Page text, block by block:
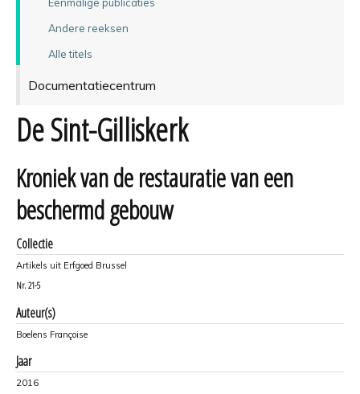
Andere reeksen
Alle titels
Documentatiecentrum
De Sint-Gilliskerk
Kroniek van de restauratie van een
beschermd gebouw
Collectie
Artikels uit Erfgoed Brussel
Nr. 21-5
Auteur(s)
Boelens Françoise
Jaar
2016